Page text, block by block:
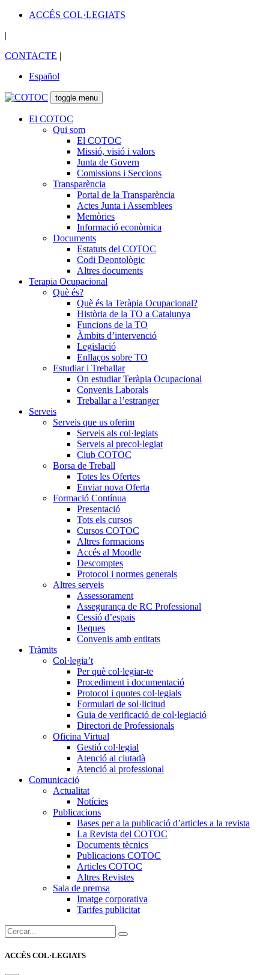
ACCÉS COL·LEGIATS
|
CONTACTE |
Español
toggle menu
El COTOC
Qui som
El COTOC
Missió, visió i valors
Junta de Govern
Comissions i Seccions
Transparència
Portal de la Transparència
Actes Junta i Assemblees
Memòries
Informació econòmica
Documents
Estatuts del COTOC
Codi Deontològic
Altres documents
Terapia Ocupacional
Què és?
Què és la Teràpia Ocupacional?
Història de la TO a Catalunya
Funcions de la TO
Àmbits d’intervenció
Legislació
Enllaços sobre TO
Estudiar i Treballar
On estudiar Teràpia Ocupacional
Convenis Laborals
Treballar a l’estranger
Serveis
Serveis que us oferim
Serveis als col·legiats
Serveis al precol·legiat
Club COTOC
Borsa de Treball
Totes les Ofertes
Enviar nova Oferta
Formació Contínua
Presentació
Tots els cursos
Cursos COTOC
Altres formacions
Accés al Moodle
Descomptes
Protocol i normes generals
Altres serveis
Assessorament
Assegurança de RC Professional
Cessió d’espais
Beques
Convenis amb entitats
Tràmits
Col·legia’t
Per què col·legiar-te
Procediment i documentació
Protocol i quotes col·legials
Formulari de sol·licitud
Guia de verificació de col·legiació
Directori de Professionals
Oficina Virtual
Gestió col·legial
Atenció al ciutadà
Atenció al professional
Comunicació
Actualitat
Notícies
Publicacions
Bases per a la publicació d’articles a la revista
La Revista del COTOC
Documents tècnics
Publicacions COTOC
Articles COTOC
Altres Revistes
Sala de premsa
Imatge corporativa
Tarifes publicitat
Cercar:
ACCÉS COL·LEGIATS